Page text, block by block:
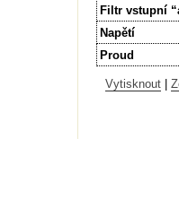
Filtr vstupní
Napětí
Proud
Vytisknout